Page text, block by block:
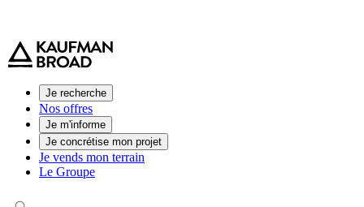
Je recherche
Nos offres
Je m'informe
Je concrétise mon projet
Je vends mon terrain
Le Groupe